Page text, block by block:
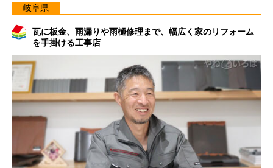
岐阜県
瓦に板金、雨漏りや雨樋修理まで、幅広く家のリフォーム
を手掛ける工事店